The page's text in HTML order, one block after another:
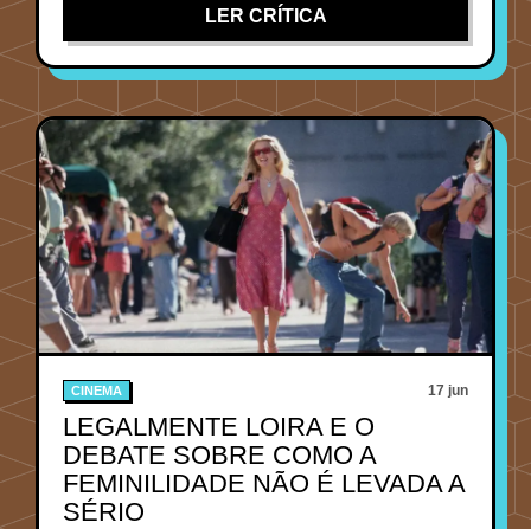
LER CRÍTICA
CINEMA 17 jun
LEGALMENTE LOIRA E O
DEBATE SOBRE COMO A
FEMINILIDADE NÃO É LEVADA A
SÉRIO